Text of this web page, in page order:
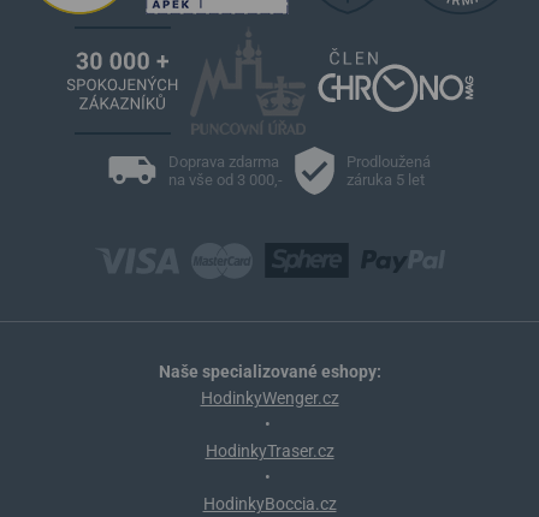
Doprava zdarma
na vše od 3 000,-
Prodloužená
záruka 5 let
Naše specializované eshopy:
HodinkyWenger.cz
•
HodinkyTraser.cz
•
HodinkyBoccia.cz